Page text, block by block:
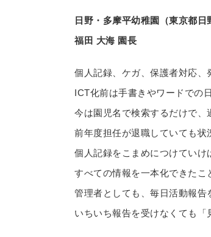
日野・多摩平幼稚園（東京都日
福田 大海 園長
個人記録、ケガ、保護者対応、
ICT化前は手書きやワードでの
今は園児名で検索するだけで、
前年度担任が退職していても状
個人記録をこまめにつけていけ
すべての情報を一本化できたこ
管理者としても、毎日活動報告
いちいち報告を受けなくても「